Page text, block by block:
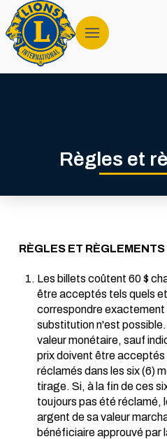
Règles et
RÈGLES ET RÈGLEMENTS
Les billets coûtent 60 $
être acceptés tels quels
correspondre exactement
substitution n'est
valeur monétaire, sauf
prix doivent être
réclamés dans les six (6)
tirage. Si, à la fin de ces
toujours pas été réclamé,
argent de sa valeur
bénéficiaire approuvé par